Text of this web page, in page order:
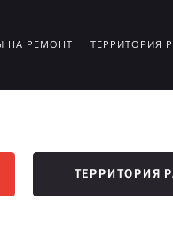
НА РЕМОНТ ТЕРРИТОРИЯ
ТЕРРИТОРИЯ